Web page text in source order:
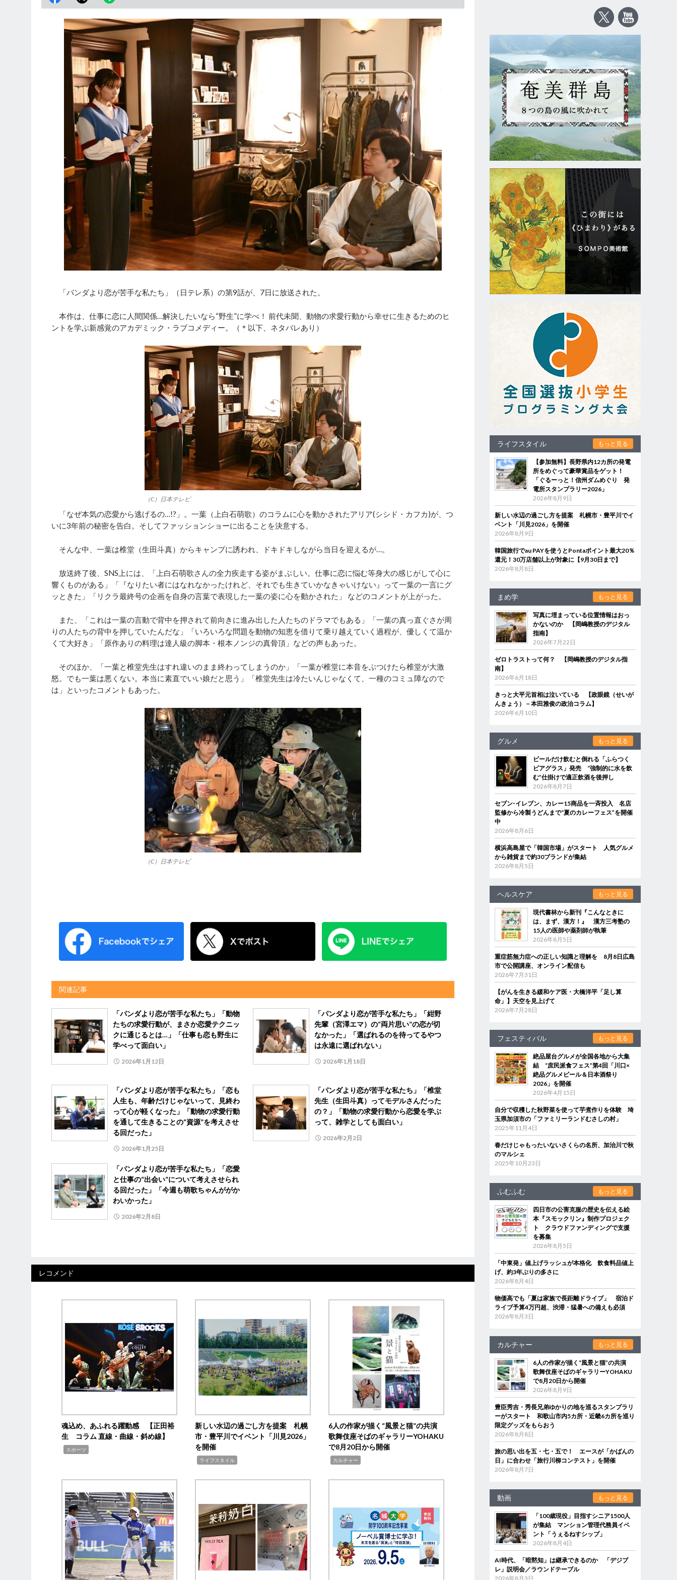
「パンダより恋が苦手な私たち」（日テレ系）の第9話が、7日に放送された。
本作は、仕事に恋に人間関係…解決したいなら“野生”に学べ！ 前代未聞、動物の求愛行動から幸せに生きるためのヒ
ントを学ぶ新感覚のアカデミック・ラブコメディー。（＊以下、ネタバレあり）
（C）日本テレビ
「なぜ本気の恋愛から逃げるの…!?」。一葉（上白石萌歌）のコラムに心を動かされたアリア(シシド・カフカ)が、つ
いに3年前の秘密を告白。そしてファッションショーに出ることを決意する。
そんな中、一葉は椎堂（生田斗真）からキャンプに誘われ、ドキドキしながら当日を迎えるが…。
放送終了後、SNS上には、「上白石萌歌さんの全力疾走する姿がまぶしい。仕事に恋に悩む等身大の感じがして心に
響くものがある」「『なりたい者にはなれなかったけれど、それでも生きていかなきゃいけない』って一葉の一言にグ
ッときた」「リクラ最終号の企画を自身の言葉で表現した一葉の姿に心を動かされた」 などのコメントが上がった。
また、「これは一葉の言動で背中を押されて前向きに進み出した人たちのドラマでもある」「一葉の真っ直ぐさが周
りの人たちの背中を押していたんだな」「いろいろな問題を動物の知恵を借りて乗り越えていく過程が、優しくて温か
くて大好き」「原作ありの料理は達人級の脚本・根本ノンジの真骨頂」などの声もあった。
そのほか、「一葉と椎堂先生はすれ違いのまま終わってしまうのか」「一葉が椎堂に本音をぶつけたら椎堂が大激
怒。でも一葉は悪くない。本当に素直でいい娘だと思う」「椎堂先生は冷たいんじゃなくて、一種のコミュ障なので
は」といったコメントもあった。
（C）日本テレビ
関連記事
「パンダより恋が苦手な私たち」「動物
たちの求愛行動が、まさか恋愛テクニッ
クに通じるとは…」「仕事も恋も野生に
学べって面白い」
2026年1月12日
「パンダより恋が苦手な私たち」「紺野
先輩（宮澤エマ）の“両片思い”の恋が切
なかった」「選ばれるのを待ってるやつ
は永遠に選ばれない」
2026年1月18日
「パンダより恋が苦手な私たち」「恋も
人生も、年齢だけじゃないって、見終わ
って心が軽くなった」「動物の求愛行動
を通して生きることの“資源”を考えさせ
る回だった」
2026年1月25日
「パンダより恋が苦手な私たち」「椎堂
先生（生田斗真）ってモデルさんだった
の？」「動物の求愛行動から恋愛を学ぶ
って、雑学としても面白い」
2026年2月2日
「パンダより恋が苦手な私たち」「恋愛
と仕事の“出会い”について考えさせられ
る回だった」「今週も萌歌ちゃんががか
わいかった」
2026年2月8日
レコメンド
魂込め、あふれる躍動感 【正田裕
生 コラム 直線・曲線・斜め線】
スポーツ
新しい水辺の過ごし方を提案 札幌
市・豊平川でイベント「川見2026」
を開催
ライフスタイル
6人の作家が描く“風景と猫”の共演
歌舞伎座そばのギャラリーYOHAKU
で8月20日から開催
カルチャー
ライフスタイル もっと見る
【参加無料】長野県内12カ所の発電
所をめぐって豪華賞品をゲット！
「ぐるーっと！信州ダムめぐり 発
電所スタンプラリー2026」
2026年8月9日
新しい水辺の過ごし方を提案 札幌市・豊平川でイ
ベント「川見2026」を開催
2026年8月9日
韓国旅行でau PAYを使うとPontaポイント最大20％
還元！30万店舗以上が対象に【9月30日まで】
2026年8月8日
まめ学 もっと見る
写真に埋まっている位置情報はおっ
かないのか 【岡嶋教授のデジタル
指南】
2026年7月22日
ゼロトラストって何？ 【岡嶋教授のデジタル指
南】
2026年6月18日
きっと大平元首相は泣いている 【政眼鏡（せいが
んきょう）－本田雅俊の政治コラム】
2026年6月10日
グルメ もっと見る
ビールだけ飲むと倒れる「ふらつく
ビアグラス」発売 “強制的に水を飲
む”仕掛けで適正飲酒を後押し
2026年8月7日
セブン‐イレブン、カレー15商品を一斉投入 名店
監修から冷製うどんまで“夏のカレーフェス”を開催
中
2026年8月6日
横浜高島屋で「韓国市場」がスタート 人気グルメ
から雑貨まで約30ブランドが集結
2026年8月5日
ヘルスケア もっと見る
現代書林から新刊『こんなときに
は、まず、漢方！』 漢方三考塾の
15人の医師や薬剤師が執筆
2026年8月5日
重症筋無力症への正しい知識と理解を 8月8日広島
市で公開講座、オンライン配信も
2026年7月31日
【がんを生きる緩和ケア医・大橋洋平「足し算
命」】天空を見上げて
2026年7月28日
フェスティバル もっと見る
絶品屋台グルメが全国各地から大集
結 “庶民派食フェス”第4回「川口×
絶品グルメビール＆日本酒祭り
2026」を開催
2026年4月15日
自分で収穫した秋野菜を使って芋煮作りを体験 埼
玉県加須市の「ファミリーランドむさしの村」
2025年11月4日
春だけじゃもったいないさくらの名所、加治川で秋
のマルシェ
2025年10月23日
ふむふむ もっと見る
四日市の公害克服の歴史を伝える絵
本『スモックリン』制作プロジェク
ト クラウドファンディングで支援
を募集
2026年8月5日
「中東発」値上げラッシュが本格化 飲食料品値上
げ、約3年ぶりの多さに
2026年8月4日
物価高でも「夏は家族で長距離ドライブ」 宿泊ド
ライブ予算4万円超、渋滞・猛暑への備えも必須
2026年8月3日
カルチャー もっと見る
6人の作家が描く“風景と猫”の共演
歌舞伎座そばのギャラリーYOHAKU
で8月20日から開催
2026年8月9日
豊臣秀吉・秀長兄弟ゆかりの地を巡るスタンプラリ
ーがスタート 和歌山市内5カ所・近畿6カ所を巡り
限定グッズをもらおう
2026年8月8日
旅の思い出を五・七・五で！ エースが「かばんの
日」に合わせ「旅行川柳コンテスト」を開催
2026年8月7日
動画 もっと見る
「100歳現役」目指すシニア1500人
が集結 マンション管理代務員イベ
ント「うぇるねすシップ」
2026年8月4日
AI時代、「暗黙知」は継承できるのか 「デジブ
レ」説明会／ラウンドテーブル
2026年8月3日